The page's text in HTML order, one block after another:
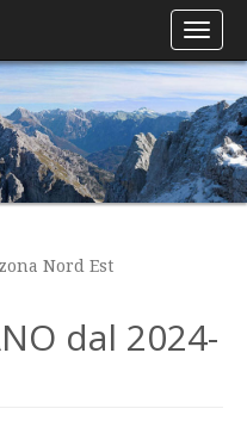
Nord Est
dal 2024-